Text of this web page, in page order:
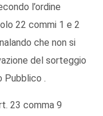
l’ordine
22 commi 1 e 2
che non si
del sorteggio
Pubblico .
23 comma 9